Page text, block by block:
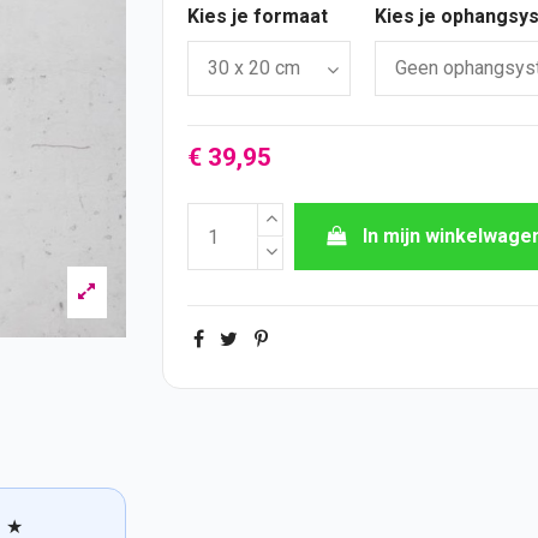
★
Kies je formaat Kies je
€ 39,95
In mijn